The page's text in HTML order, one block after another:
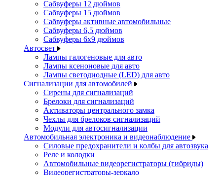
Сабвуферы 12 дюймов
Сабвуферы 15 дюймов
Сабвуферы активные автомобильные
Сабвуферы 6,5 дюймов
Сабвуферы 6x9 дюймов
Автосвет
Лампы галогеновые для авто
Лампы ксеноновые для авто
Лампы светодиодные (LED) для авто
Сигнализации для автомобилей
Сирены для сигнализаций
Брелоки для сигнализаций
Активаторы центрального замка
Чехлы для брелоков сигнализаций
Модули для автосигнализации
Автомобильная электроника и видеонаблюдение
Силовые предохранители и колбы для автозвука
Реле и колодки
Автомобильные видеорегистраторы (гибриды)
Видеорегистраторы-зеркало